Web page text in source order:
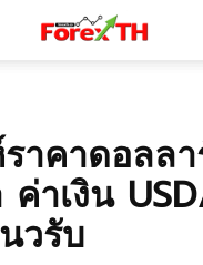
าคาดอลล
าเงิน
วรับ